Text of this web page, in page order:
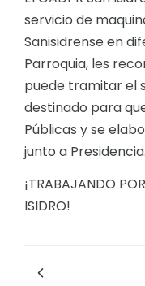
servicio de
Sanisidrense en
Parroquia, les
puede tramitar el
destinado para
Públicas y se
junto a Presidencia.
¡TRABAJANDO
ISIDRO!